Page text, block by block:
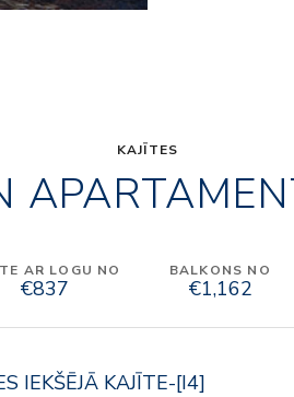
KAJĪTES
AR LOGU NO
€837
BALKONS NO
€1,162
IEKŠĒJĀ KAJĪTE-[I4]